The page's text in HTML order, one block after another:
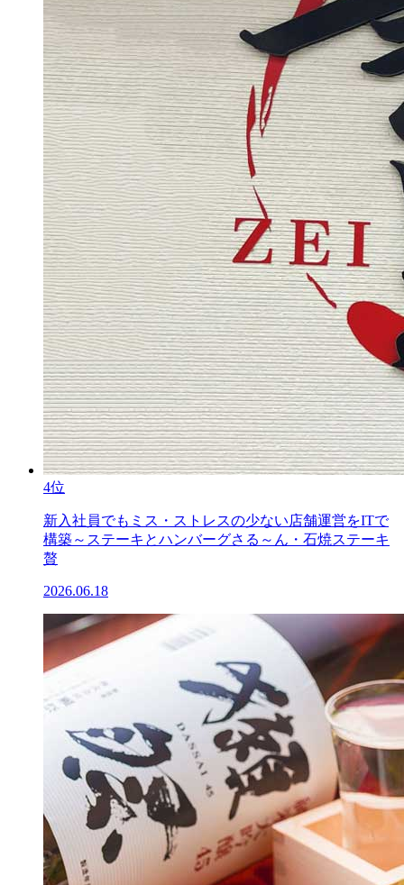
4位
新入社員でもミス・ストレスの少ない店舗運営をITで
構築～ステーキとハンバーグさる～ん・石焼ステーキ
贅
2026.06.18